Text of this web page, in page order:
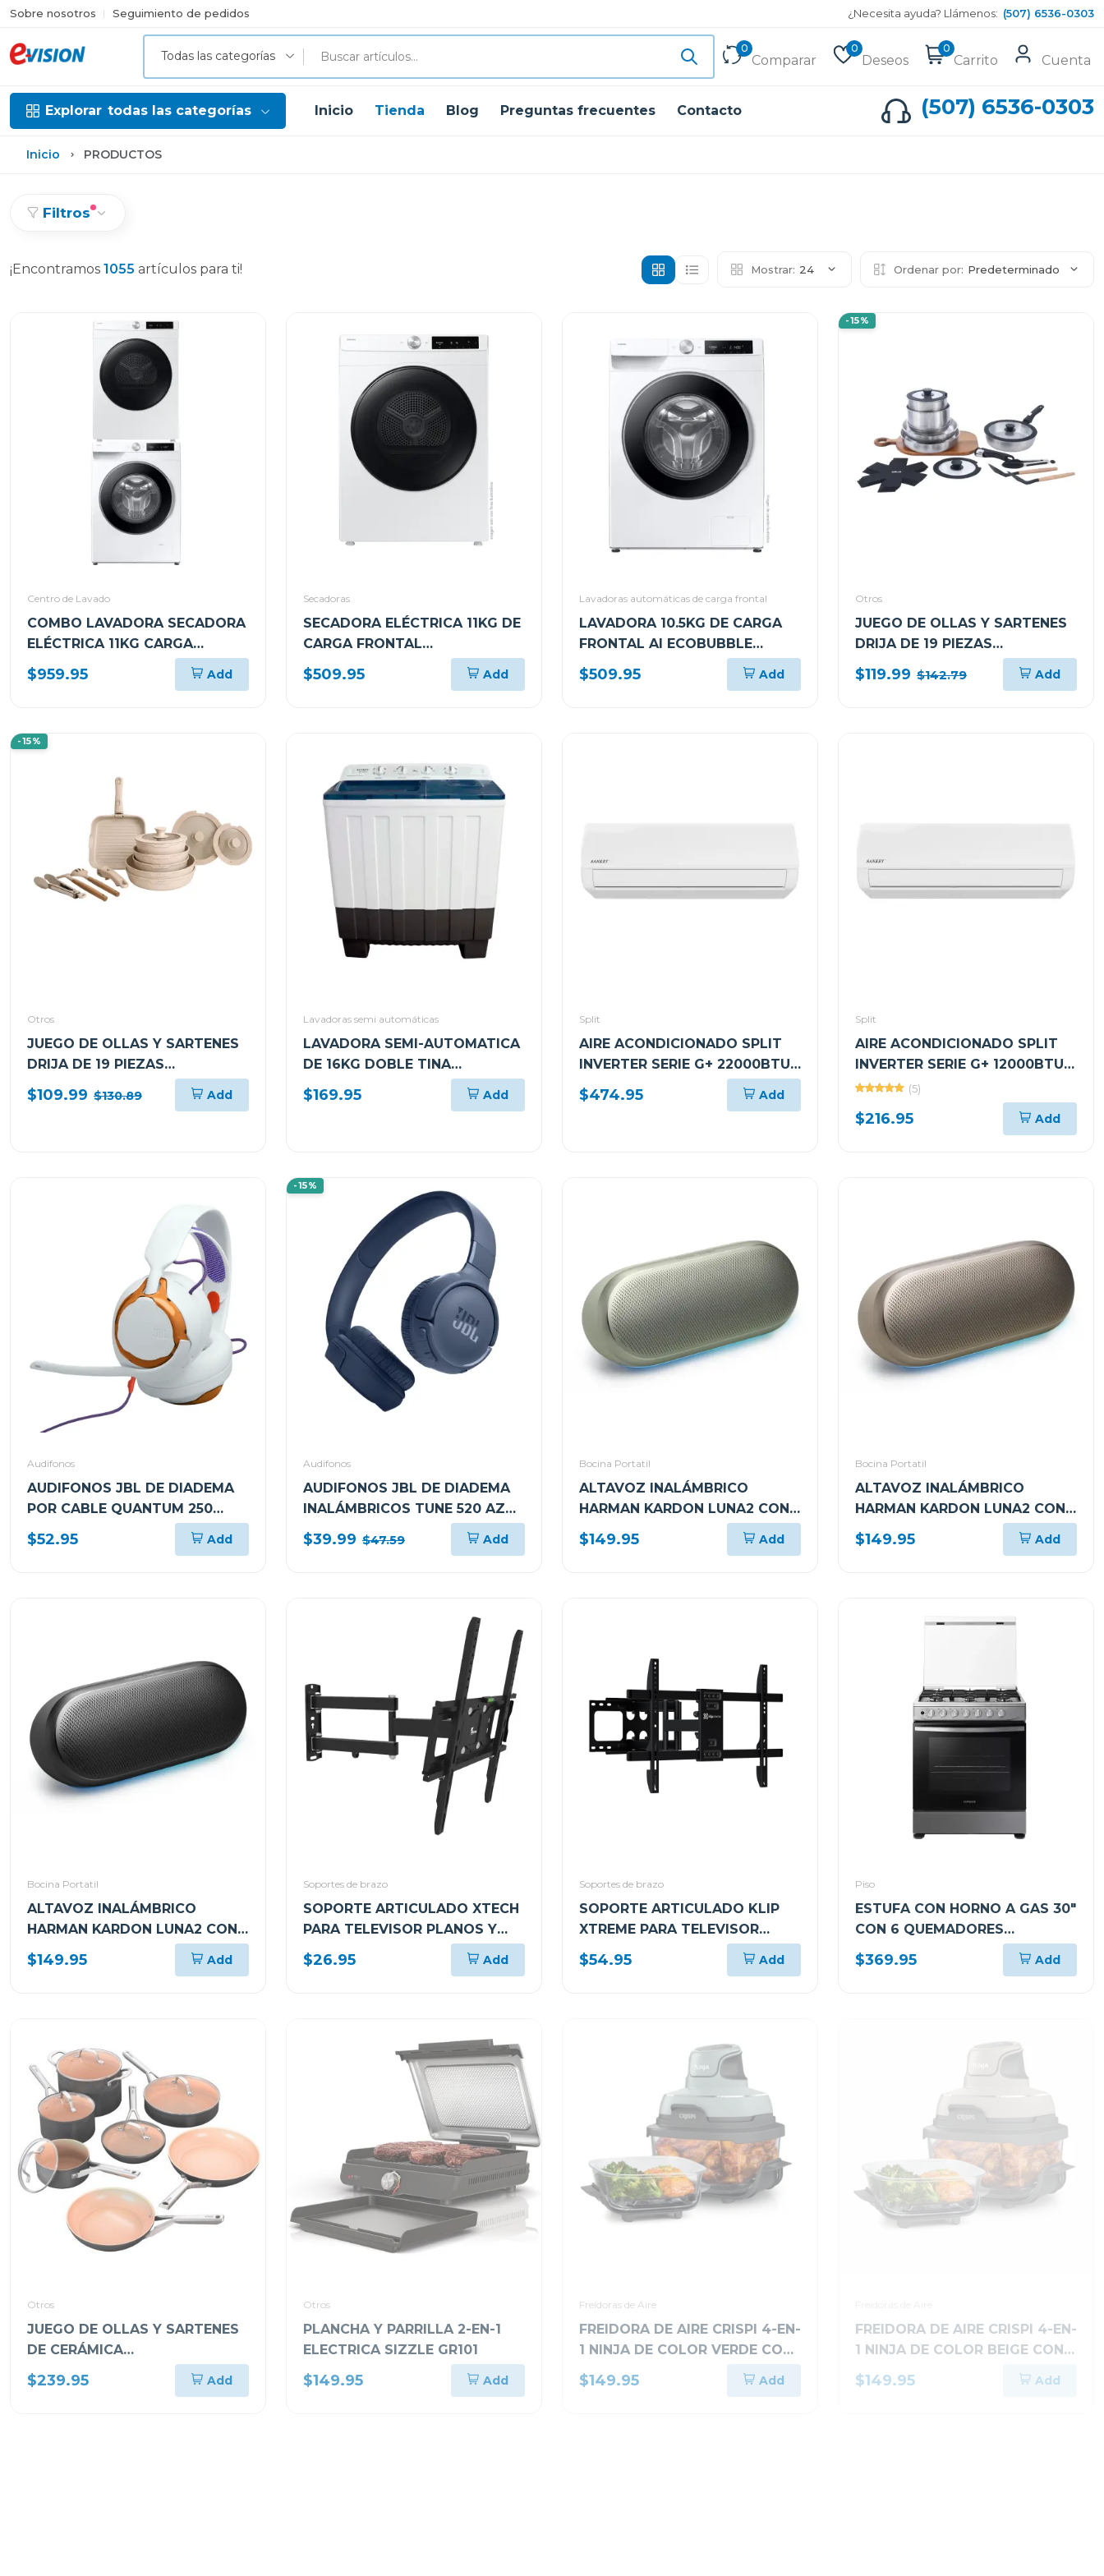
Sobre nosotros Seguimiento de pedidos ¿Necesita ayuda? Llámenos: (507) 6536-0303
Todas las categorías
0
Comparar
0
Deseos
0
Carrito Cuenta
Explorar todas las categorías Inicio Tienda Blog Preguntas frecuentes Contacto (507) 6536-0303
Inicio PRODUCTOS
Filtros
¡Encontramos 1055 artículos para ti! Mostrar: 24 Ordenar por: Predeterminado
Centro de Lavado
COMBO LAVADORA SECADORA
ELÉCTRICA 11KG CARGA
FRONTAL
WW11DG6U34LEED/DV11FG60BVBEED
$959.95 Add
Secadoras
SECADORA ELÉCTRICA 11KG DE
CARGA FRONTAL
DV11FG60BVBEED
$509.95 Add
Lavadoras automáticas de carga frontal
LAVADORA 10.5KG DE CARGA
FRONTAL AI ECOBUBBLE
WW11DG6U34LEED
$509.95 Add
-15%
Otros
JUEGO DE OLLAS Y SARTENES
DRIJA DE 19 PIEZAS
ANTIADHERENTES ACERO
BUCATINI19I
$119.99 $142.79 Add
-15%
Otros
JUEGO DE OLLAS Y SARTENES
DRIJA DE 19 PIEZAS
ANTIADHERENTES ARENA
BUCATINI19S
$109.99 $130.89 Add
Lavadoras semi automáticas
LAVADORA SEMI-AUTOMATICA
DE 16KG DOBLE TINA
WM1667PH
$169.95 Add
Split
AIRE ACONDICIONADO SPLIT
INVERTER SERIE G+ 22000BTU
SEER19 ES24IDG24D
$474.95 Add
Split
AIRE ACONDICIONADO SPLIT
INVERTER SERIE G+ 12000BTU
SEER17 ES12IDG24D
(5)
$216.95 Add
Audifonos
AUDIFONOS JBL DE DIADEMA
POR CABLE QUANTUM 250
QTUM250TELAM
$52.95 Add
-15%
Audifonos
AUDIFONOS JBL DE DIADEMA
INALÁMBRICOS TUNE 520 AZUL
T520BTBLUAM
$39.99 $47.59 Add
Bocina Portatil
ALTAVOZ INALÁMBRICO
HARMAN KARDON LUNA2 CON
BLUETOOTH RESISTENTE AL
AGUA COLOR ICE MINT
$149.95 Add
Bocina Portatil
ALTAVOZ INALÁMBRICO
HARMAN KARDON LUNA2 CON
BLUETOOTH RESISTENTE AL
AGUA COLOR WARM SAND
$149.95 Add
Bocina Portatil
ALTAVOZ INALÁMBRICO
HARMAN KARDON LUNA2 CON
BLUETOOTH RESISTENTE AL
AGUA CLASSIC BLACK
$149.95 Add
Soportes de brazo
SOPORTE ARTICULADO XTECH
PARA TELEVISOR PLANOS Y
CURVOS DE 32" A 55" XTA425
$26.95 Add
Soportes de brazo
SOPORTE ARTICULADO KLIP
XTREME PARA TELEVISOR
PLANOS Y CURVOS DE 37" A
90" KTM956
$54.95 Add
Piso
ESTUFA CON HORNO A GAS 30"
CON 6 QUEMADORES
NX52D3000MVAX
$369.95 Add
Otros
JUEGO DE OLLAS Y SARTENES
DE CERÁMICA
ANTIADHERENCIA EXTENDED
LIFE CW8990
$239.95 Add
Otros
PLANCHA Y PARRILLA 2-EN-1
ELECTRICA SIZZLE GR101
$149.95 Add
Freidoras de Aire
FREIDORA DE AIRE CRISPI 4-EN-
1 NINJA DE COLOR VERDE CON
RECIPIENTE DE VIDRIO FN101SG
$149.95 Add
FREIDORA DE AIRE CRISPI 4-EN-
1 NINJA DE COLOR BEIGE CON
RECIPIENTE DE VIDRIO FN101ST
$149.95 Add